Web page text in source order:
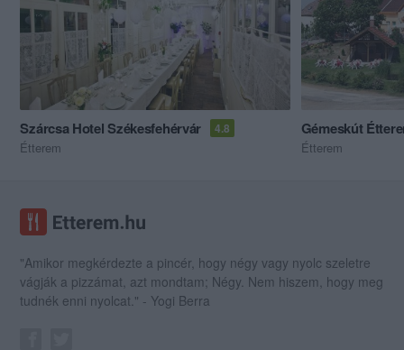
Szárcsa Hotel Székesfehérvár 4.8
Étterem
Gémeskút
Étterem
"Amikor megkérdezte a pincér, hogy négy vagy nyolc szeletre
vágják a pizzámat, azt mondtam; Négy. Nem hiszem, hogy meg
tudnék enni nyolcat." - Yogi Berra